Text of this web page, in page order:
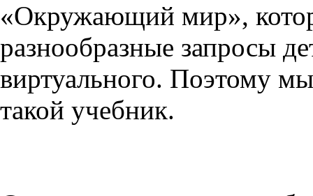
«Окружающий мир»,
разнообразные запросы
виртуального. Поэтому
такой учебник.